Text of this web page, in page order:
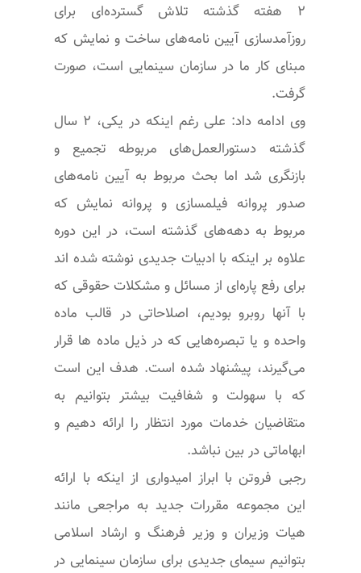
۲ هفته گذشته تلاش گسترده‌ای برای
روزآمدسازی آیین نامه‌های ساخت و نمایش که
مبنای کار ما در سازمان سینمایی است، صورت
گرفت.
وی ادامه داد: علی رغم اینکه در یکی، ۲ سال
گذشته دستورالعمل‌های مربوطه تجمیع و
بازنگری شد اما بحث مربوط به آیین نامه‌های
صدور پروانه فیلمسازی و پروانه نمایش که
مربوط به دهه‌های گذشته است، در این دوره
علاوه بر اینکه با ادبیات جدیدی نوشته شده اند
برای رفع پاره‌ای از مسائل و مشکلات حقوقی که
با آنها روبرو بودیم، اصلاحاتی در قالب ماده
واحده و یا تبصره‌هایی که در ذیل ماده ها قرار
می‌گیرند، پیشنهاد شده است. هدف این است
که با سهولت و شفافیت بیشتر بتوانیم به
متقاضیان خدمات مورد انتظار را ارائه دهیم و
ابهاماتی در بین نباشد.
رجبی فروتن با ابراز امیدواری از اینکه با ارائه
این مجموعه مقررات جدید به مراجعی مانند
هیات وزیران و وزیر فرهنگ و ارشاد اسلامی
بتوانیم سیمای جدیدی برای سازمان سینمایی در